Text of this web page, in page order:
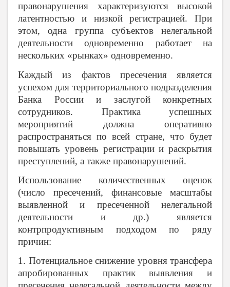
правонарушения характеризуются высокой
латентностью и низкой регистрацией. При
этом, одна группа субъектов нелегальной
деятельности одновременно работает на
нескольких «рынках» одновременно.
Каждый из фактов пресечения является
успехом для территориального подразделения
Банка России и заслугой конкретных
сотрудников. Практика успешных
мероприятий должна оперативно
распространяться по всей стране, что будет
повышать уровень регистрации и раскрытия
преступлений, а также правонарушений.
Использование количественных оценок
(число пресечений, финансовые масштабы
выявленной и пресеченной нелегальной
деятельности и др.) является
контрпродуктивным подходом по ряду
причин:
1. Потенциальное снижение уровня трансфера
апробированных практик выявления и